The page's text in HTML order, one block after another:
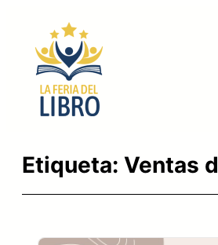
contenido
Etiqueta: Ventas